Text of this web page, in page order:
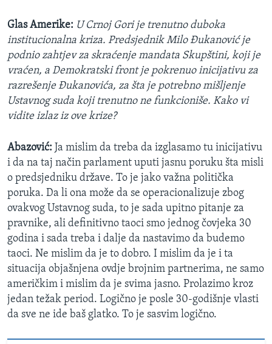
Glas Amerike: U Crnoj Gori je trenutno duboka
institucionalna kriza. Predsjednik Milo Đukanović je
podnio zahtjev za skraćenje mandata Skupštini, koji je
vraćen, a Demokratski front je pokrenuo inicijativu za
razrešenje Đukanovića, za šta je potrebno mišljenje
Ustavnog suda koji trenutno ne funkcioniše. Kako vi
vidite izlaz iz ove krize?
Abazović: Ja mislim da treba da izglasamo tu inicijativu
i da na taj način parlament uputi jasnu poruku šta misli
o predsjedniku države. To je jako važna politička
poruka. Da li ona može da se operacionalizuje zbog
ovakvog Ustavnog suda, to je sada upitno pitanje za
pravnike, ali definitivno taoci smo jednog čovjeka 30
godina i sada treba i dalje da nastavimo da budemo
taoci. Ne mislim da je to dobro. I mislim da je i ta
situacija objašnjena ovdje brojnim partnerima, ne samo
američkim i mislim da je svima jasno. Prolazimo kroz
jedan težak period. Logično je posle 30-godišnje vlasti
da sve ne ide baš glatko. To je sasvim logično.